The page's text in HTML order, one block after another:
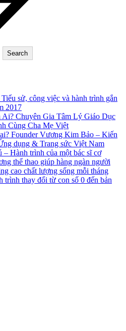
Search
sử, công việc và hành trình gắn
2017
Chuyên Gia Tâm Lý Giáo Dục
Cùng Cha Mẹ Việt
Founder Vương Kim Bảo – Kiến
dụng & Trang sức Việt Nam
Hành trình của một bác sĩ cơ
thể thao giúp hàng ngàn người
cao chất lượng sống mỗi tháng
trình thay đổi từ con số 0 đến bản